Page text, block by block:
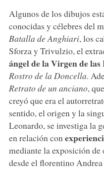
Algunos de los dibujos
conocidas y célebres del
Batalla de Anghiari, los
Sforza y Trivulzio, el
ángel de la Virgen de las
Rostro de la Doncella.
Retrato de un anciano,
creyó que era el
sentido, el origen y la
Leonardo, se investiga la
en relación con
mediante la exposición de
desde el florentino